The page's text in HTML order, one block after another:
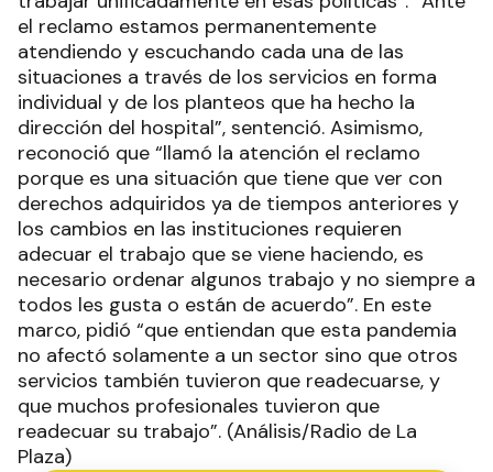
el reclamo estamos permanentemente
atendiendo y escuchando cada una de las
situaciones a través de los servicios en forma
individual y de los planteos que ha hecho la
dirección del hospital”, sentenció. Asimismo,
reconoció que “llamó la atención el reclamo
porque es una situación que tiene que ver con
derechos adquiridos ya de tiempos anteriores y
los cambios en las instituciones requieren
adecuar el trabajo que se viene haciendo, es
necesario ordenar algunos trabajo y no siempre a
todos les gusta o están de acuerdo”. En este
marco, pidió “que entiendan que esta pandemia
no afectó solamente a un sector sino que otros
servicios también tuvieron que readecuarse, y
que muchos profesionales tuvieron que
readecuar su trabajo”. (Análisis/Radio de La
Plaza)